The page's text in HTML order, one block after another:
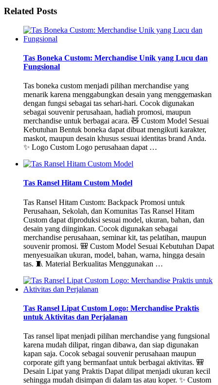
Related Posts
Tas Boneka Custom: Merchandise Unik yang Lucu dan
Fungsional
Tas boneka custom menjadi pilihan merchandise yang
menarik karena menggabungkan desain yang menggemaskan
dengan fungsi sebagai tas sehari-hari. Cocok digunakan
sebagai souvenir perusahaan, hadiah promosi, maupun
merchandise untuk berbagai acara. 🧸 Custom Model Sesuai
Kebutuhan Bentuk boneka dapat dibuat mengikuti karakter,
maskot, maupun desain khusus sesuai identitas brand Anda.
✨ Logo Custom Logo perusahaan dapat …
Tas Ransel Hitam Custom Model
Tas Ransel Hitam Custom: Backpack Promosi untuk
Perusahaan, Sekolah, dan Komunitas Tas Ransel Hitam
Custom dapat diproduksi sesuai model, ukuran, bahan, dan
desain yang diinginkan. Cocok digunakan sebagai
merchandise perusahaan, seminar kit, tas pelatihan, maupun
souvenir promosi. 🎒 Custom Model Sesuai Kebutuhan Dapat
menyesuaikan ukuran, model, bahan, warna, hingga desain
tas. 🧵 Material Berkualitas Menggunakan …
Tas Ransel Lipat Custom Logo: Merchandise Praktis
untuk Aktivitas dan Perjalanan
Tas ransel lipat menjadi pilihan merchandise yang fungsional
karena mudah dilipat, ringan dibawa, dan siap digunakan
kapan saja. Cocok sebagai souvenir perusahaan maupun
corporate gift yang bermanfaat untuk berbagai aktivitas. 🎒
Desain Lipat yang Praktis Dapat dilipat menjadi ukuran kecil
sehingga mudah disimpan di dalam tas atau koper. ✨ Custom